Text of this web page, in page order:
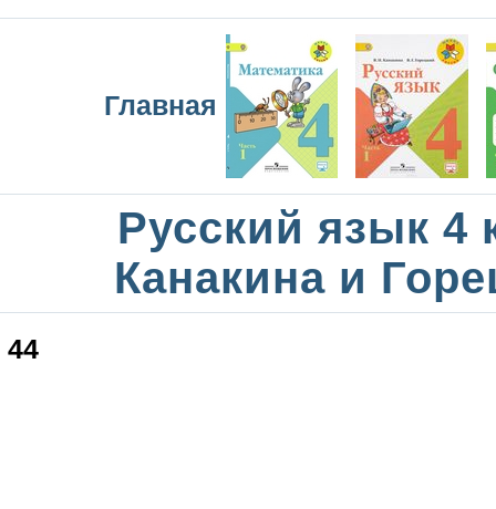
Главная
Русский язык 4
Канакина и
44